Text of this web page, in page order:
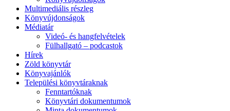
Multimediális részleg
Könyvújdonságok
Médiatár
Videó- és hangfelvételek
Fülhallgató – podcastok
Hírek
Zöld könyvtár
Könyvajánlók
Települési könyvtáraknak
Fenntartóknak
Könyvtári dokumentumok